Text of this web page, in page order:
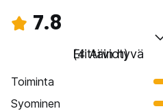
7.8
Erittäin hyvä
(4 Arviot)
Toiminta
Syominen